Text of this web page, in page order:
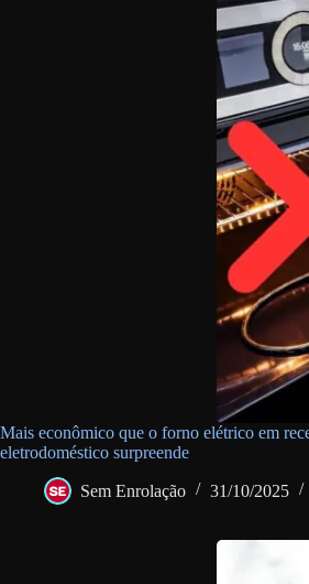
Mais econômico que o forno elétrico em
eletrodoméstico surpreende
Sem Enrolação 31/10/2025